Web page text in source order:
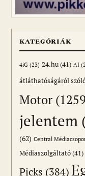
KATEGÓRIÁK
4iG (23) 24.hu(41) AI
átláthatóságáról
Motor
jelentem
(62) Central
Médiaszolgáltató(41)
Picks (384)